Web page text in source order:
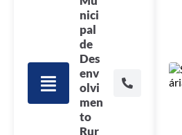
nici
pal
de
Des
env
olvi
men
to
Rur